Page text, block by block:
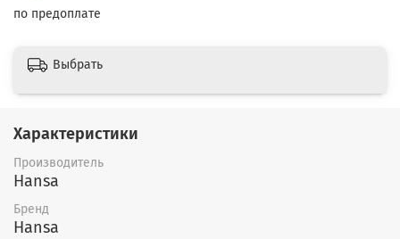
по предоплате
Выбрать
Характеристики
Производитель
Hansa
Бренд
Hansa